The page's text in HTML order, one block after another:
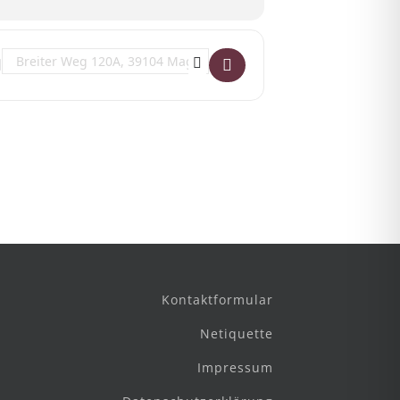
Destination Address - Selbsthilfegruppe* trans und sichtbar []
Kontaktformular
Netiquette
Impressum